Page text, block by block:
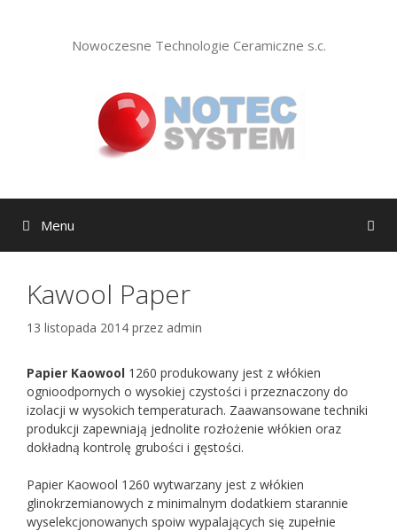
Nowoczesne Technologie Ceramiczne s.c.
Menu
Kawool Paper
13 listopada 2014 przez admin
Papier Kaowool 1260 produkowany jest z włókien
ognioodpornych o wysokiej czystości i przeznaczony do
izolacji w wysokich temperaturach. Zaawansowane techniki
produkcji zapewniają jednolite rozłożenie włókien oraz
dokładną kontrolę grubości i gęstości.
Papier Kaowool 1260 wytwarzany jest z włókien
glinokrzemianowych z minimalnym dodatkiem starannie
wyselekcjonowanych spoiw wypalających się zupełnie